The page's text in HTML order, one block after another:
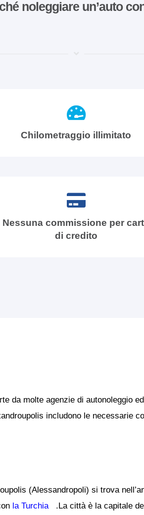
noleggiare un’auto
Chilometraggio illimitato
Nessuna commissione per
di credito
da molte agenzie di autonoleggio
includono le necessarie
(Alessandropoli) si trova
la Turchia.La città è la capitale